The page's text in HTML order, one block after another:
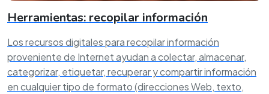
Herramientas: recopilar información
Los recursos digitales para recopilar información
proveniente de Internet ayudan a colectar, almacenar,
categorizar, etiquetar, recuperar y compartir información
en cualquier tipo de formato (direcciones Web, texto,